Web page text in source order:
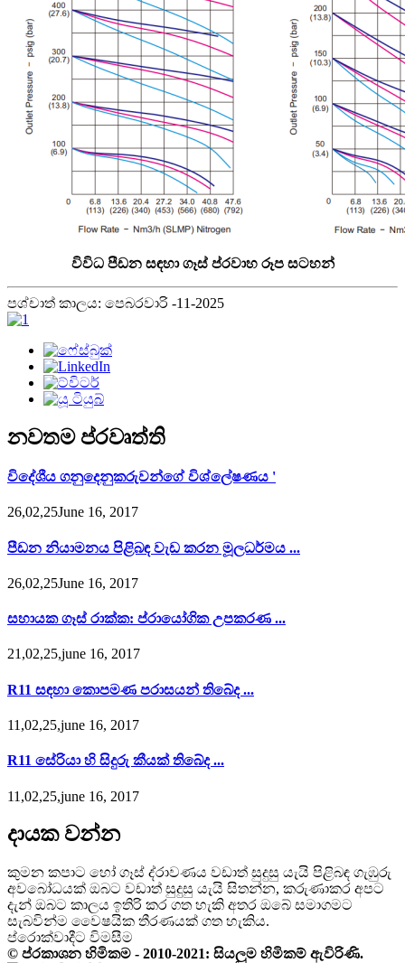
විවිධ පීඩන සඳහා ගෑස් ප්රවාහ රූප සටහන්
පශ්චාත් කාලය: පෙබරවාරි -11-2025
නවතම ප්රවෘත්ති
විදේශීය ගනුදෙනුකරුවන්ගේ විශ්ලේෂණය '
26,02,25June 16, 2017
පීඩන නියාමනය පිළිබඳ වැඩ කරන මූලධර්මය ...
26,02,25June 16, 2017
සහායක ගෑස් රාක්ක: ප්රායෝගික උපකරණ ...
21,02,25,june 16, 2017
R11 සඳහා කොපමණ පරාසයන් තිබේද ...
11,02,25,june 16, 2017
R11 සේරියා හි සිදුරු කීයක් තිබේද ...
11,02,25,june 16, 2017
දායක වන්න
කුමන කපාට හෝ ගෑස් ද්රාවණය වඩාත් සුදුසු යැයි පිළිබඳ ගැඹුරු
අවබෝධයක් ඔබට වඩාත් සුදුසු යැයි සිතන්න, කරුණාකර අපට
දැන් ඔබට කාලය ඉතිරි කර ගත හැකි අතර ඔබේ සමාගමට
සැබවින්ම වෛෂයික තීරණයක් ගත හැකිය.
ප්රොක්වාදීට විමසීම
© ප්රකාශන හිමිකම - 2010-2021: සියලුම හිමිකම් ඇවිරිණි.